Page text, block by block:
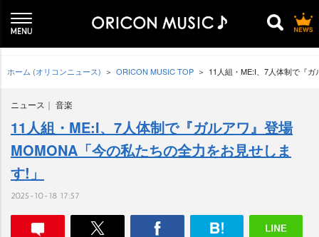
ホーム (オリコンニュース) ORICON MUSIC TOP 11人組・ME:I、7人体制で『
ニュース 音楽
11人組・ME:I、7人体制で『ガルアワ』登場
MOMONA「今の私たちの全力をお見せしま
す!」
2025-10-18 17:57